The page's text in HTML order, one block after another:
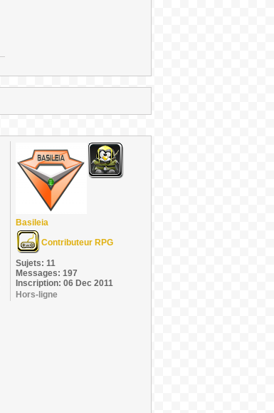
Basileia
Contributeur RPG
Sujets: 11
Messages: 197
Inscription: 06 Dec 2011
Hors-ligne